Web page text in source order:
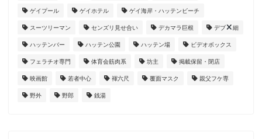
ゲイプール ゲイホテル ゲイ海岸・ハッテンビーチ
スーツリーマン センズリ見せ合い デカマラ巨根 デブ 細
ハッテンバー ハッテン公園 ハッテン場 ビデオボックス
フェラチオ専門 体育会筋肉系 坊主 掲載保留・閉店
映画館 若者中心 褌六尺 覆面マスク 親父フケ専
野外 野郎 銭湯